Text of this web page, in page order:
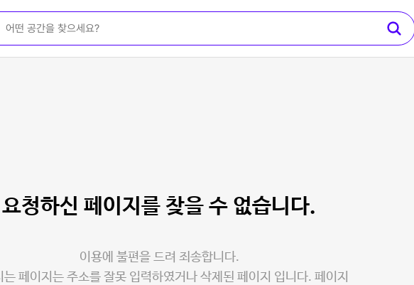
요청하신 페이지를 찾을 수 없습니다.
이용에 불편을 드려 죄송합니다.
는 페이지는 주소를 잘못 입력하였거나 삭제된 페이지 입니다. 페이지